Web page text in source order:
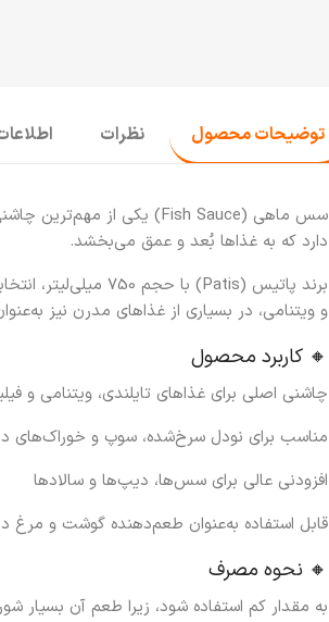
توضیحات محصول نظرات
سس ماهی (Fish Sauce)
یکی از مهم‌ترین
دارد که به غذاها بُعد و عمق می‌بخشد.
برند پاتیس (Patis) با حجم 750 میلی‌لیتر
،
و ویتنامی، در بسیاری از غذاهای مدرن نیز
🔸 کاربرد محصول
چاشنی اصلی برای غذاهای تایلندی، ویتنامی و
مناسب برای نودل سرخ‌شده، سوپ و خوراک‌های
افزودنی عالی برای سس‌ها، دیپ‌ها و سالادها
قابل استفاده به‌عنوان طعم‌دهنده گوشت و مرغ
🔸 نحوه مصرف
به مقدار کم استفاده شود، زیرا طعم آن